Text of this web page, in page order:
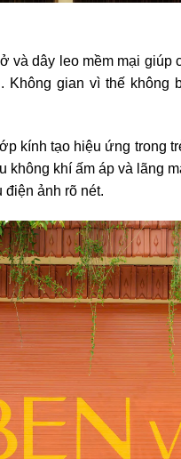
và dây leo mềm mại
Không gian vì thế không
kính tạo hiệu ứng trong
không khí ấm áp và lãng
điện ảnh rõ nét.